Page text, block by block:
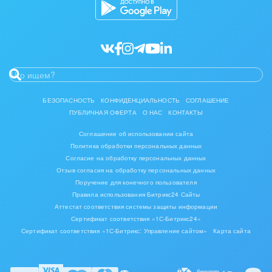
Оборудование, техника
Полиграфия
Ритуальные услуги
Рынки и торговля
Связь и телекоммуникации
Финансы, бухгалтерия, банки
Химия и нефтехимия
Электроэнергетика
Ювелирное дело
БЕЗОПАСНОСТЬ КОНФИДЕНЦИАЛЬНОСТЬ
СОГЛАШЕНИЕ
ПУБЛИЧНАЯ ОФЕРТА
О НАС КОНТАКТЫ
Соглашение об использовании сайта
Политика обработки персональных данных
Согласие на обработку персональных данных
Отзыв согласия на обработку персональных данных
Поручение для конечного пользователя
Правила использования Битрикс24 Сайты
Аттестат соответствия системы защиты информации
Сертификат соответствия «1С-Битрикс24»
Сертификат соответствия «1С-Битрикс: Управление сайтом»
Карта сайта